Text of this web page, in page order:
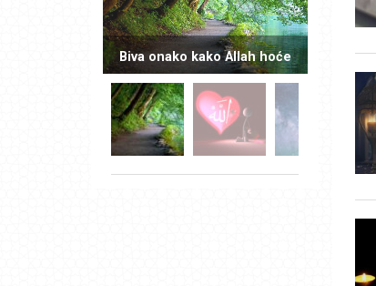
Biva onako kako Allah hoće